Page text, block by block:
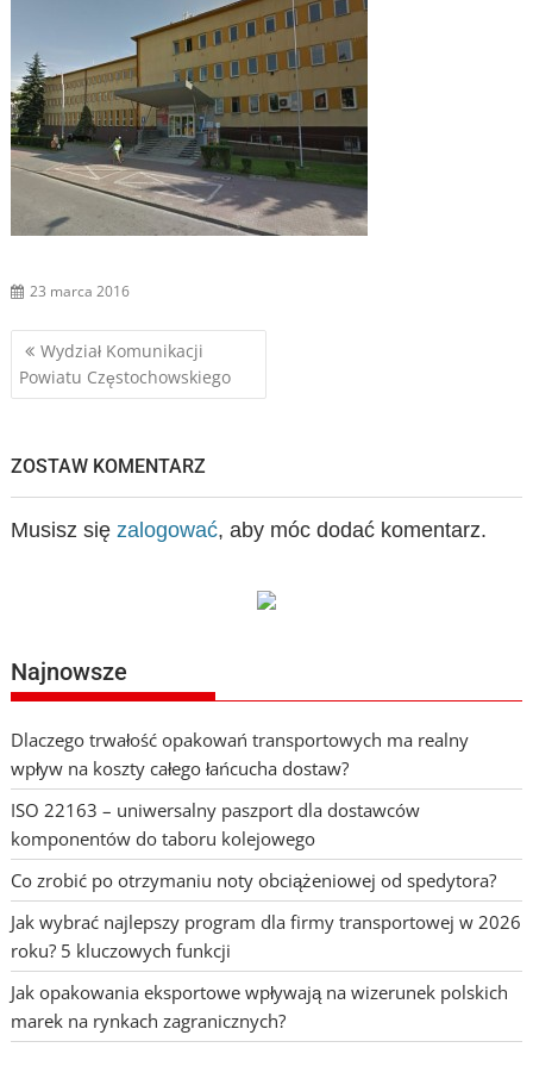
23 marca 2016
Nawigacja
wpisu
Wydział Komunikacji
Powiatu Częstochowskiego
ZOSTAW KOMENTARZ
Musisz się zalogować, aby móc dodać komentarz.
Najnowsze
Dlaczego trwałość opakowań transportowych ma realny
wpływ na koszty całego łańcucha dostaw?
ISO 22163 – uniwersalny paszport dla dostawców
komponentów do taboru kolejowego
Co zrobić po otrzymaniu noty obciążeniowej od spedytora?
Jak wybrać najlepszy program dla firmy transportowej w 2026
roku? 5 kluczowych funkcji
Jak opakowania eksportowe wpływają na wizerunek polskich
marek na rynkach zagranicznych?